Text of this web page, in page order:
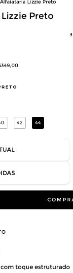
Lizzie Preto
Preto
3
42 44
toque estruturado